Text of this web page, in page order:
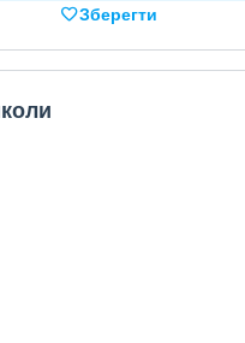
Зберегти